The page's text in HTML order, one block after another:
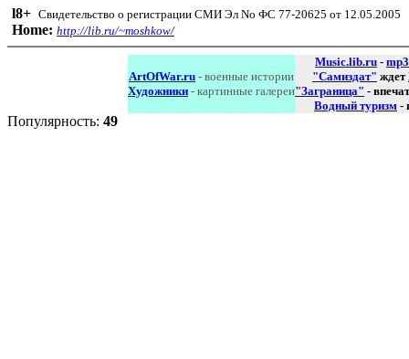
l8+ Свидетельство о регистрации СМИ Эл No ФС 77-20625 от 12.05.2005
Home: http://lib.ru/~moshkow/
ArtOfWar.ru - военные истории
Художники - картинные галереи
Music.lib.ru - mp3
"Самиздат" ждет
"Заграница" -
Водный туризм -
Популярность: 49